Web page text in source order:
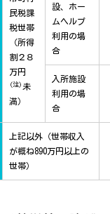
民税課
税世帯
（所得
割２８
万円
(注) 未
満）
設、ホー
ムヘルプ
利用の場
合
入所施設
利用の場
合
上記以外（世帯収入
が概ね890万円以上の
世帯）